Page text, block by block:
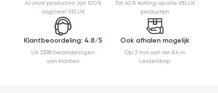
Al onze producten zijn 100%
origineel VELUX
Tot 40% korting op alle VELUX
producten
Klantbeoordeling: 4.8/5
Uit 3398 beoordelingen
van klanten
Ook afhalen mogelijk
Op 3 min van de A4 in
Leiderdorp